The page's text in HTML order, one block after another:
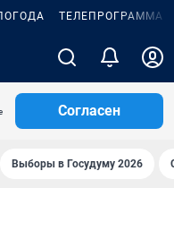
ТЕЛЕПРОГРАММА
Согласен
Выборы в Госудуму 2026